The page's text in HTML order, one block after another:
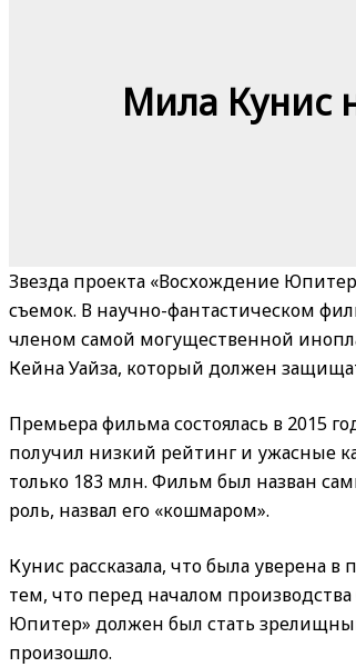
Мила Кунис
Звезда проекта «Восхождение
съемок. В научно-фантастическом
членом самой могущественной
Кейна Уайза, который должен
Премьера фильма состоялась в 2015
получил низкий рейтинг и ужасные
только 183 млн. Фильм был назван
роль, назвал его «кошмаром».
Кунис рассказала, что была уверена
тем, что перед началом
Юпитер» должен был стать
произошло.